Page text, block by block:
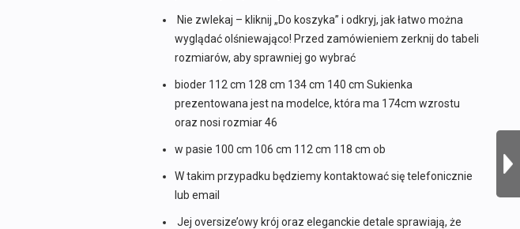
Nie zwlekaj – kliknij „Do koszyka” i odkryj, jak łatwo można
wyglądać olśniewająco! Przed zamówieniem zerknij do tabeli
rozmiarów, aby sprawniej go wybrać
bioder 112 cm 128 cm 134 cm 140 cm Sukienka
prezentowana jest na modelce, która ma 174cm wzrostu
oraz nosi rozmiar 46
w pasie 100 cm 106 cm 112 cm 118 cm ob
W takim przypadku będziemy kontaktować się telefonicznie
lub email
Jej oversize’owy krój oraz eleganckie detale sprawiają, że